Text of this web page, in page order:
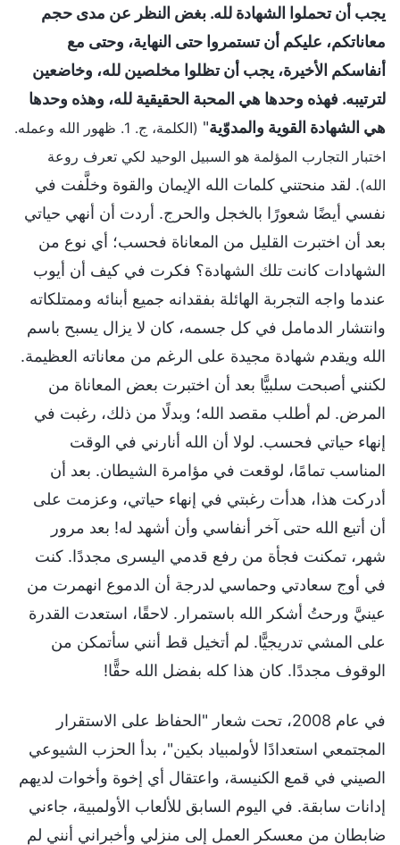
يجب أن تحملوا الشهادة لله. بغض النظر عن مدى حجم
معاناتكم، عليكم أن تستمروا حتى النهاية، وحتى مع
أنفاسكم الأخيرة، يجب أن تظلوا مخلصين لله، وخاضعين
لترتيبه. فهذه وحدها هي المحبة الحقيقية لله، وهذه وحدها
هي الشهادة القوية والمدوّية"
(الكلمة، ج. 1. ظهور الله وعمله.
اختبار التجارب المؤلمة هو السبيل الوحيد لكي تعرف روعة
الله). لقد منحتني كلمات الله الإيمان والقوة وخلَّفت في
نفسي أيضًا شعورًا بالخجل والحرج. أردت أن أنهي حياتي
بعد أن اختبرت القليل من المعاناة فحسب؛ أي نوع من
الشهادات كانت تلك الشهادة؟ فكرت في كيف أن أيوب
عندما واجه التجربة الهائلة بفقدانه جميع أبنائه وممتلكاته
وانتشار الدمامل في كل جسمه، كان لا يزال يسبح باسم
الله ويقدم شهادة مجيدة على الرغم من معاناته العظيمة.
لكنني أصبحت سلبيًّا بعد أن اختبرت بعض المعاناة من
المرض. لم أطلب مقصد الله؛ وبدلًا من ذلك، رغبت في
إنهاء حياتي فحسب. لولا أن الله أنارني في الوقت
المناسب تمامًا، لوقعت في مؤامرة الشيطان. بعد أن
أدركت هذا، هدأت رغبتي في إنهاء حياتي، وعزمت على
أن أتبع الله حتى آخر أنفاسي وأن أشهد له! بعد مرور
شهر، تمكنت فجأة من رفع قدمي اليسرى مجددًا. كنت
في أوج سعادتي وحماسي لدرجة أن الدموع انهمرت من
عينيَّ ورحتُ أشكر الله باستمرار. لاحقًا، استعدت القدرة
على المشي تدريجيًّا. لم أتخيل قط أنني سأتمكن من
الوقوف مجددًا. كان هذا كله بفضل الله حقًّا!
في عام 2008، تحت شعار "الحفاظ على الاستقرار
المجتمعي استعدادًا لأولمبياد بكين"، بدأ الحزب الشيوعي
الصيني في قمع الكنيسة، واعتقال أي إخوة وأخوات لديهم
إدانات سابقة. في اليوم السابق للألعاب الأولمبية، جاءني
ضابطان من معسكر العمل إلى منزلي وأخبراني أنني لم